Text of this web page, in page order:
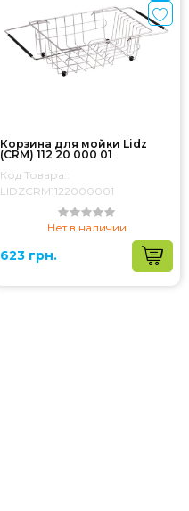
Корзина для мойки Lidz
(CRM) 112 20 000 01
Код Товара::
LIDZCRM1122000001
Нет в наличии
623 грн.